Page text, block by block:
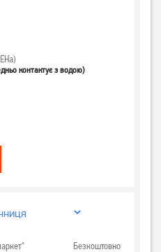
контактує з водою)
Безкоштовно